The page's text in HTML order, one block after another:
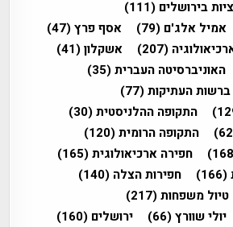
בירושלים (111)
אמיל אלג'ם (79) אסף פרץ(47)
(207) אשקלון(41)
האוניברסיטה העברית(35)
העתיקות(77)
התקופה ההלניסטית(30)
התקופה הרומית(120)
חפירה ארכיאולוגית(165)
(166) חפירות הצלה (140)
טיול משפחות(217)
יולי שוורץ(66) ירושלים (160)